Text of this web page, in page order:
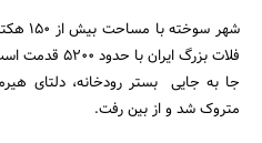
شهر
جا به جایی بستر رودخانه، دلتای
متروک شد و از بین رفت.